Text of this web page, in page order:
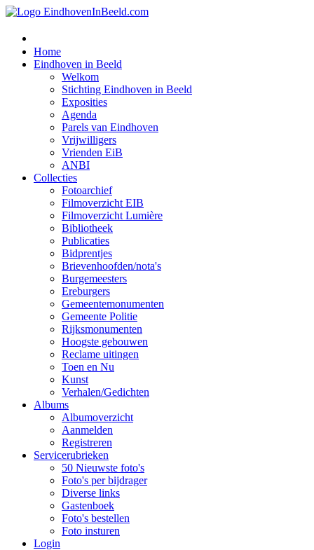
Home
Eindhoven in Beeld
Welkom
Stichting Eindhoven in Beeld
Exposities
Agenda
Parels van Eindhoven
Vrijwilligers
Vrienden EiB
ANBI
Collecties
Fotoarchief
Filmoverzicht EIB
Filmoverzicht Lumière
Bibliotheek
Publicaties
Bidprentjes
Brievenhoofden/nota's
Burgemeesters
Ereburgers
Gemeentemonumenten
Gemeente Politie
Rijksmonumenten
Hoogste gebouwen
Reclame uitingen
Toen en Nu
Kunst
Verhalen/Gedichten
Albums
Albumoverzicht
Aanmelden
Registreren
Servicerubrieken
50 Nieuwste foto's
Foto's per bijdrager
Diverse links
Gastenboek
Foto's bestellen
Foto insturen
Login